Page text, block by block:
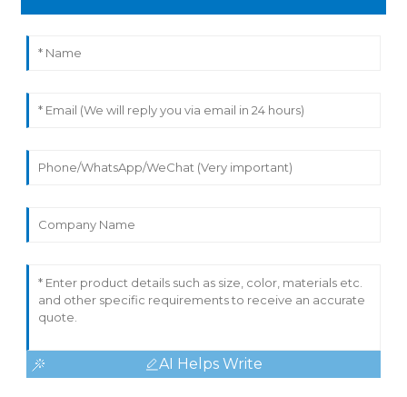
AI Helps Write